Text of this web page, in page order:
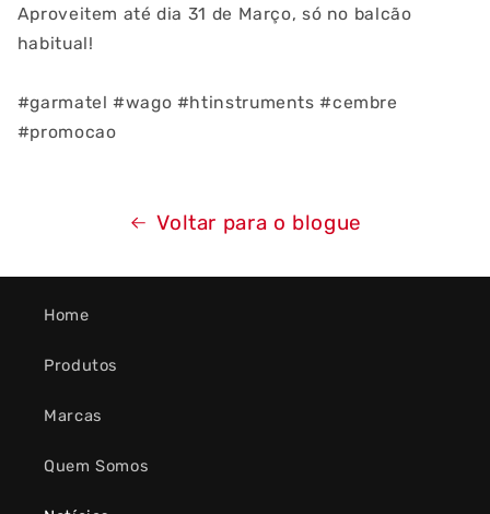
Aproveitem até dia 31 de Março, só no balcão
habitual!
#garmatel #wago #htinstruments #cembre
#promocao
Voltar para o blogue
Home
Produtos
Marcas
Quem Somos